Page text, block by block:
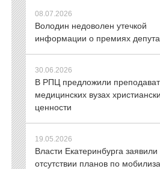
08.07.2026
Володин недоволен утечкой
информации о премиях
30.06.2026
В РПЦ предложили
медицинских вузах
ценности
19.05.2026
Власти Екатеринбурга заявили
отсутствии планов по